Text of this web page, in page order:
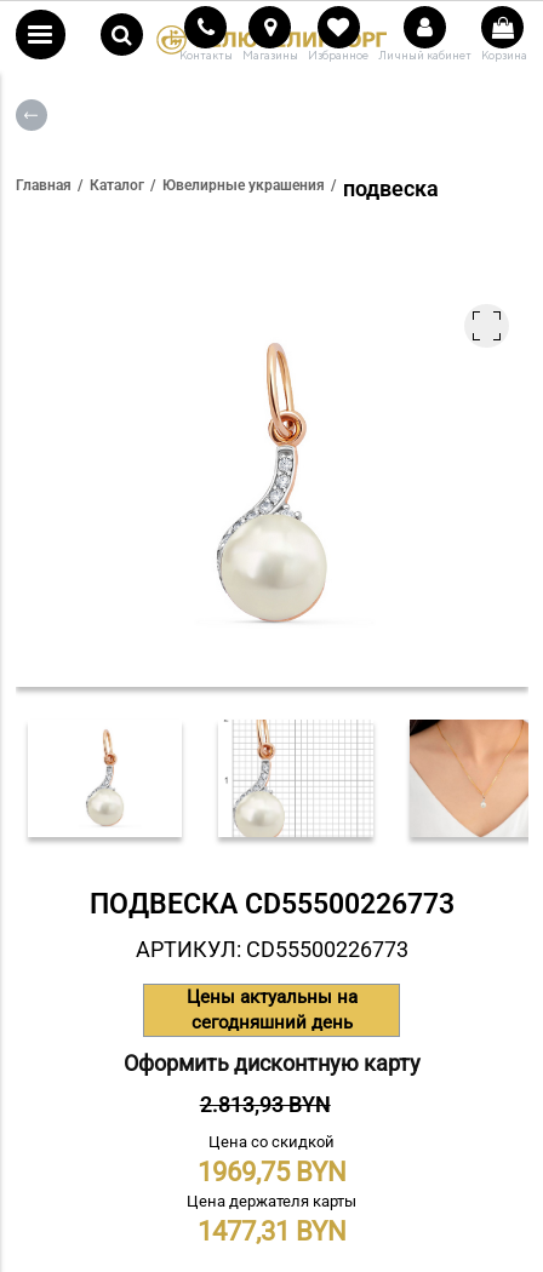
Контакты Магазины Избранное Личный кабинет Корзина
Главная Каталог Ювелирные украшения подвеска
ПОДВЕСКА СD55500226773
АРТИКУЛ: СD55500226773
Цены актуальны на
сегодняшний день
Оформить дисконтную карту
2.813,93 BYN
Цена со скидкой
1969,75
Цена держателя карты
1477,31